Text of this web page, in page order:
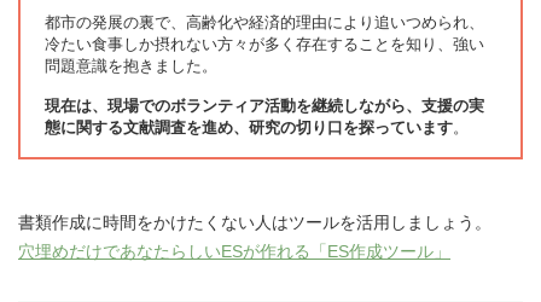
都市の発展の裏で、高齢化や経済的理由により追いつめられ、
冷たい食事しか摂れない方々が多く存在することを知り、強い
問題意識を抱きました。
現在は、現場でのボランティア活動を継続しながら、支援の実
態に関する文献調査を進め、研究の切り口を探っています。
書類作成に時間をかけたくない人はツールを活用しましょう。
穴埋めだけであなたらしいESが作れる「ES作成ツール」